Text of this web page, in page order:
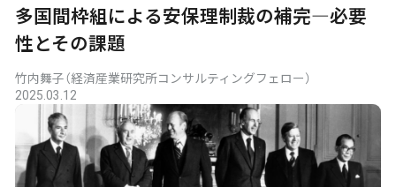
多国間枠組による安保理制裁の補完―必要
性とその課題
竹内舞子（経済産業研究所コンサルティングフェロー）
2025.03.12